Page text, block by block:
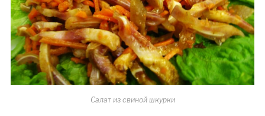
Салат из свиной шкурки